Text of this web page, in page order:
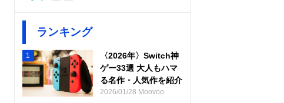
ランキング
1
〈2026年〉Switch神
ゲー33選 大人もハマ
る名作・人気作を紹介
2026/01/28 Moovoo